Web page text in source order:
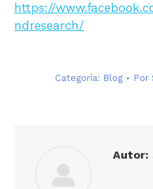
https://
ndresearch/
Categoría: Blog Por
Autor: